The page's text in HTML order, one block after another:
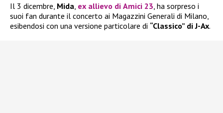
Il 3 dicembre, Mida ex allievo di Amici 23 , ha sorpreso i
suoi fan durante il concerto ai Magazzini Generali di Milano,
esibendosi con una versione particolare di “Classico” di J-Ax.